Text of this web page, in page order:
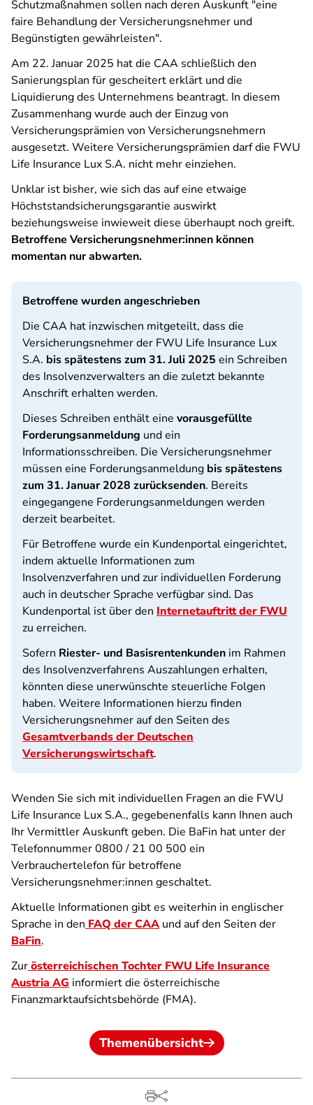
Schutzmaßnahmen sollen nach deren Auskunft "eine
faire Behandlung der Versicherungsnehmer und
Begünstigten gewährleisten".
Am 22. Januar 2025 hat die CAA schließlich den
Sanierungsplan für gescheitert erklärt und die
Liquidierung des Unternehmens beantragt. In diesem
Zusammenhang wurde auch der Einzug von
Versicherungsprämien von Versicherungsnehmern
ausgesetzt. Weitere Versicherungsprämien darf die FWU
Life Insurance Lux S.A. nicht mehr einziehen.
Unklar ist bisher, wie sich das auf eine etwaige
Höchststandsicherungsgarantie auswirkt
beziehungsweise inwieweit diese überhaupt noch greift.
Betroffene Versicherungsnehmer:innen können
momentan nur abwarten.
Betroffene wurden angeschrieben
Die CAA hat inzwischen mitgeteilt, dass die
Versicherungsnehmer der FWU Life Insurance Lux
S.A. bis spätestens zum 31. Juli 2025 ein Schreiben
des Insolvenzverwalters an die zuletzt bekannte
Anschrift erhalten werden.
Dieses Schreiben enthält eine vorausgefüllte
Forderungsanmeldung und ein
Informationsschreiben. Die Versicherungsnehmer
müssen eine Forderungsanmeldung bis spätestens
zum 31. Januar 2028 zurücksenden. Bereits
eingegangene Forderungsanmeldungen werden
derzeit bearbeitet.
Für Betroffene wurde ein Kundenportal eingerichtet,
indem aktuelle Informationen zum
Insolvenzverfahren und zur individuellen Forderung
auch in deutscher Sprache verfügbar sind. Das
Kundenportal ist über den Internetauftritt der FWU
zu erreichen.
Sofern Riester- und Basisrentenkunden im Rahmen
des Insolvenzverfahrens Auszahlungen erhalten,
könnten diese unerwünschte steuerliche Folgen
haben. Weitere Informationen hierzu finden
Versicherungsnehmer auf den Seiten des
Gesamtverbands der Deutschen
Versicherungswirtschaft.
Wenden Sie sich mit individuellen Fragen an die FWU
Life Insurance Lux S.A., gegebenenfalls kann Ihnen auch
Ihr Vermittler Auskunft geben. Die BaFin hat unter der
Telefonnummer 0800 / 21 00 500 ein
Verbrauchertelefon für betroffene
Versicherungsnehmer:innen geschaltet.
Aktuelle Informationen gibt es weiterhin in englischer
Sprache in den FAQ der CAA und auf den Seiten der
BaFin.
Zurösterreichischen Tochter FWU Life Insurance
Austria AG informiert die österreichische
Finanzmarktaufsichtsbehörde (FMA).
Themenübersicht